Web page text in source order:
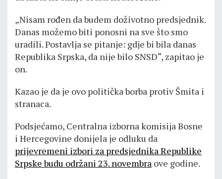
„Nisam rođen da budem doživotno predsjednik.
Danas možemo biti ponosni na sve što smo
uradili. Postavlja se pitanje: gdje bi bila danas
Republika Srpska, da nije bilo SNSD“, zapitao je
on.
Kazao je da je ovo politička borba protiv Šmita i
stranaca.
Podsjećamo, Centralna izborna komisija Bosne
i Hercegovine donijela je odluku da
prijevremeni izbori za predsjednika Republike
Srpske budu održani 23. novembra ove godine.